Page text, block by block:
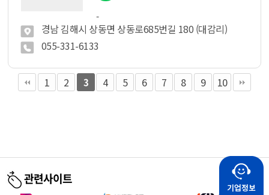
-
경남 김해시 상동면 상동로685번길 180 (대감리)
055-331-6133
1 2 3 4 5 6 7 8 9 10
관련사이트